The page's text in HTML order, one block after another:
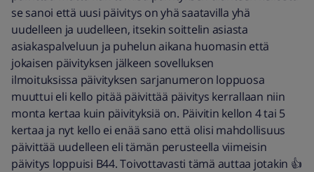
se sanoi että uusi päivitys on yhä saatavilla yhä
uudelleen ja uudelleen, itsekin soittelin asiasta
asiakaspalveluun ja puhelun aikana huomasin että
jokaisen päivityksen jälkeen sovelluksen
ilmoituksissa päivityksen sarjanumeron loppuosa
muuttui eli kello pitää päivittää päivitys kerrallaan niin
monta kertaa kuin päivityksiä on. Päivitin kellon 4 tai 5
kertaa ja nyt kello ei enää sano että olisi mahdollisuus
päivittää uudelleen eli tämän perusteella viimeisin
päivitys loppuisi B44. Toivottavasti tämä auttaa jotakin 👍